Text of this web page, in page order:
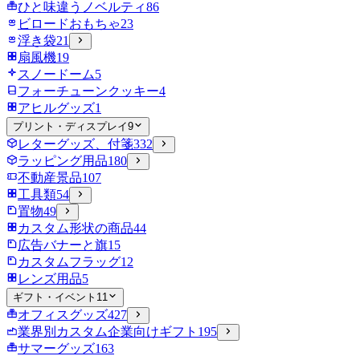
ひと味違うノベルティ86
ビロードおもちゃ23
浮き袋21
扇風機19
スノードーム5
フォーチューンクッキー4
アヒルグッズ1
プリント・ディスプレイ9
レターグッズ、付箋332
ラッピング用品180
不動産景品107
工具類54
置物49
カスタム形状の商品44
広告バナーと旗15
カスタムフラッグ12
レンズ用品5
ギフト・イベント 11
オフィスグッズ427
業界別カスタム企業向けギフト 195
サマーグッズ163